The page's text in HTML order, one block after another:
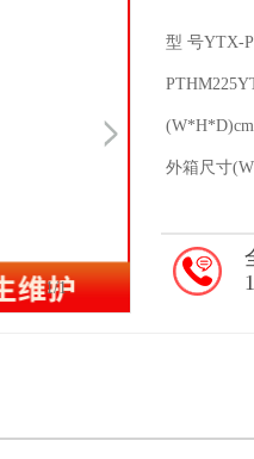
1/1
型 号YTX-
外箱尺寸